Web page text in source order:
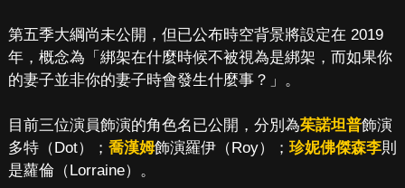
第五季大綱尚未公開，但已公布時空背景將設定在 2019
年，概念為「綁架在什麼時候不被視為是綁架，而如果你
的妻子並非你的妻子時會發生什麼事？」。
目前三位演員飾演的角色名已公開，分別為茱諾坦普飾演
多特（Dot）； 喬漢姆飾演羅伊（Roy）； 珍妮佛傑森李則
是蘿倫（Lorraine）。